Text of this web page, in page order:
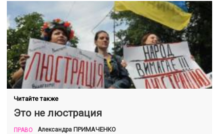
Читайте также
Это не люстрация
ПРАВО Александра ПРИМАЧЕНКО